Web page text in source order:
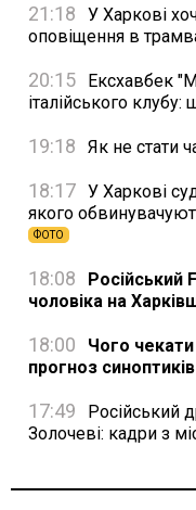
21:18
У Харкові
оповіщення в
20:15
Ексхавбек
італійського
19:18 Як не стати
18:17 У Харкові
якого
ФОТО
18:08
Російський
чоловіка на
18:00
Чого чекати
прогноз синоптиків
17:49
Російський
Золочеві: кадри з